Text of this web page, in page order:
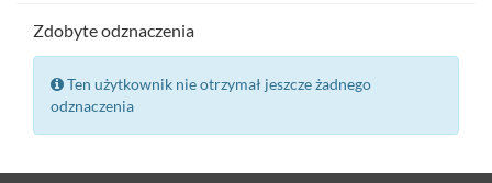
Zdobyte odznaczenia
Ten użytkownik nie otrzymał jeszcze żadnego
odznaczenia